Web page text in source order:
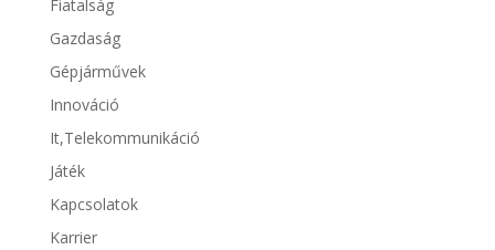
Fiatalság
Gazdaság
Gépjárművek
Innováció
It,Telekommunikáció
Játék
Kapcsolatok
Karrier